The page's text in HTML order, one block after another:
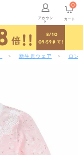
アカウン
ト カート
0
新生児ウェア ロン